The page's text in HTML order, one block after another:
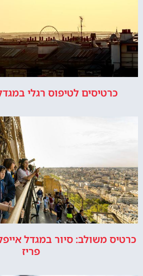
כרטיסים לטיפוס רגלי
כרטיס משולב: סיור במגדל
פריז